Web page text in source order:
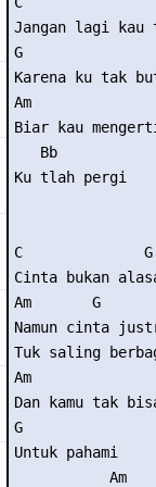
Jangan lagi
G
Karena ku tak
Am
Biar kau
   Bb
Ku tlah pergi
C
Cinta bukan
Am       G
Namun cinta
Tuk saling
Am
Dan kamu tak
G
Untuk pahami
           Am